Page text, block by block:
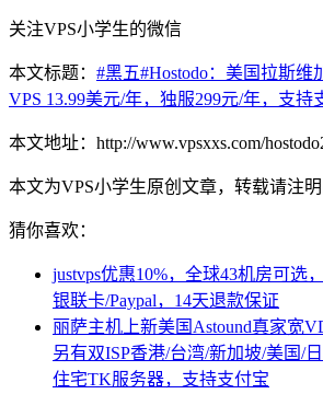
关注VPS小学生的微信
本文标题： #黑五#Hostodo：美国拉斯维
VPS 13.99美元/年，独服299元/年，支持
本文地址：http://www.vpsxxs.com/
本文为VPS小学生原创文章，转载请注
猜你喜欢：
justvps优惠10%，全球43机房可选
银联卡/Paypal，14天退款保证
丽萨主机上新美国Astound真家宽
另有双ISP香港/台湾/新加坡/美国/
住宅TK服务器，支持支付宝